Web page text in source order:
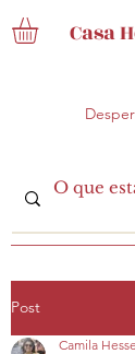
Casa
Post
Camila